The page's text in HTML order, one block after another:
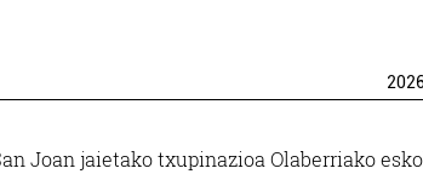
Joan jaietako txupinazioa Olaberriako